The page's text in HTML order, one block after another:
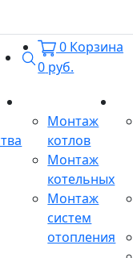
Поиск
0 Корзина
0 руб.
Монтаж
котлов
Монтаж
котельных
Монтаж
систем
отопления